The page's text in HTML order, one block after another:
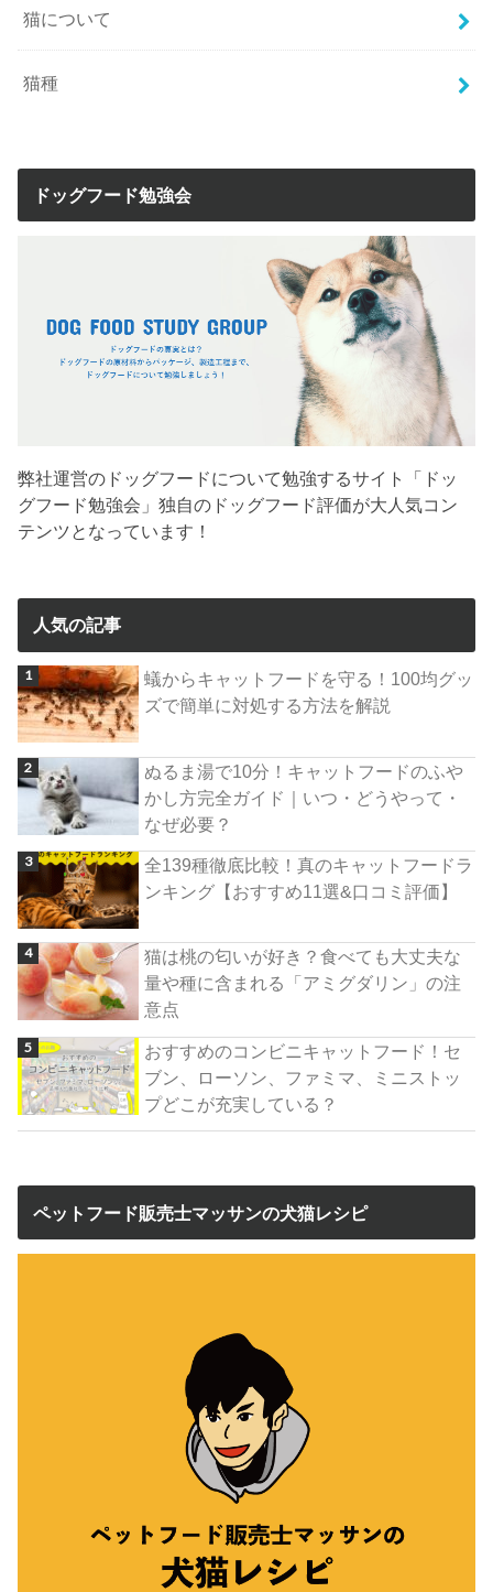
猫について
猫種
ドッグフード勉強会
弊社運営のドッグフードについて勉強するサイト「ドッ
グフード勉強会」独自のドッグフード評価が大人気コン
テンツとなっています！
人気の記事
蟻からキャットフードを守る！100均グッ
ズで簡単に対処する方法を解説
ぬるま湯で10分！キャットフードのふや
かし方完全ガイド｜いつ・どうやって・
なぜ必要？
全139種徹底比較！真のキャットフードラ
ンキング【おすすめ11選&口コミ評価】
猫は桃の匂いが好き？食べても大丈夫な
量や種に含まれる「アミグダリン」の注
意点
おすすめのコンビニキャットフード！セ
ブン、ローソン、ファミマ、ミニストッ
プどこが充実している？
ペットフード販売士マッサンの犬猫レシピ